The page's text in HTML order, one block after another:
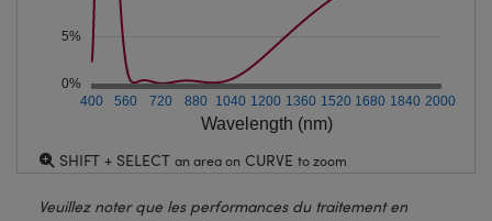
Wavelength (nm)
400 560 720 880 1040 1200 1360 1520 1680 1840 2000
0%
5%
SHIFT + SELECT an area on CURVE to zoom
Veuillez noter que les performances du traitement en